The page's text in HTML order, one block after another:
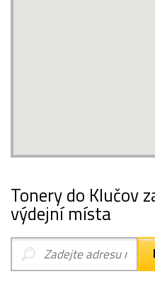
Tonery do Klučov
výdejní místa